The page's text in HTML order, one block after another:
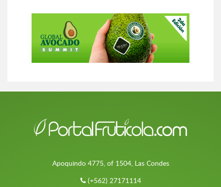
Apoquindo 4775, of 1504, Las Condes
(+562) 27171114